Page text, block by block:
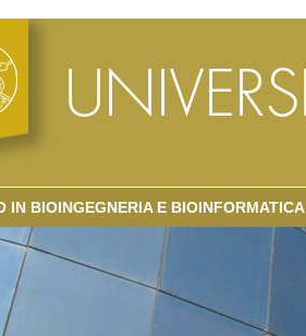
IN BIOINGEGNERIA E BIOINFORMATICA